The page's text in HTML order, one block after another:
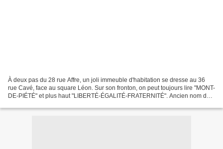
À deux pas du 28 rue Affre, un joli immeuble d'habitation se dresse au 36
rue Cavé, face au square Léon. Sur son fronton, on peut toujours lire "MONT-
DE-PIÉTÉ" et plus haut "LIBERTÉ-ÉGALITÉ-FRATERNITÉ". Ancien nom du